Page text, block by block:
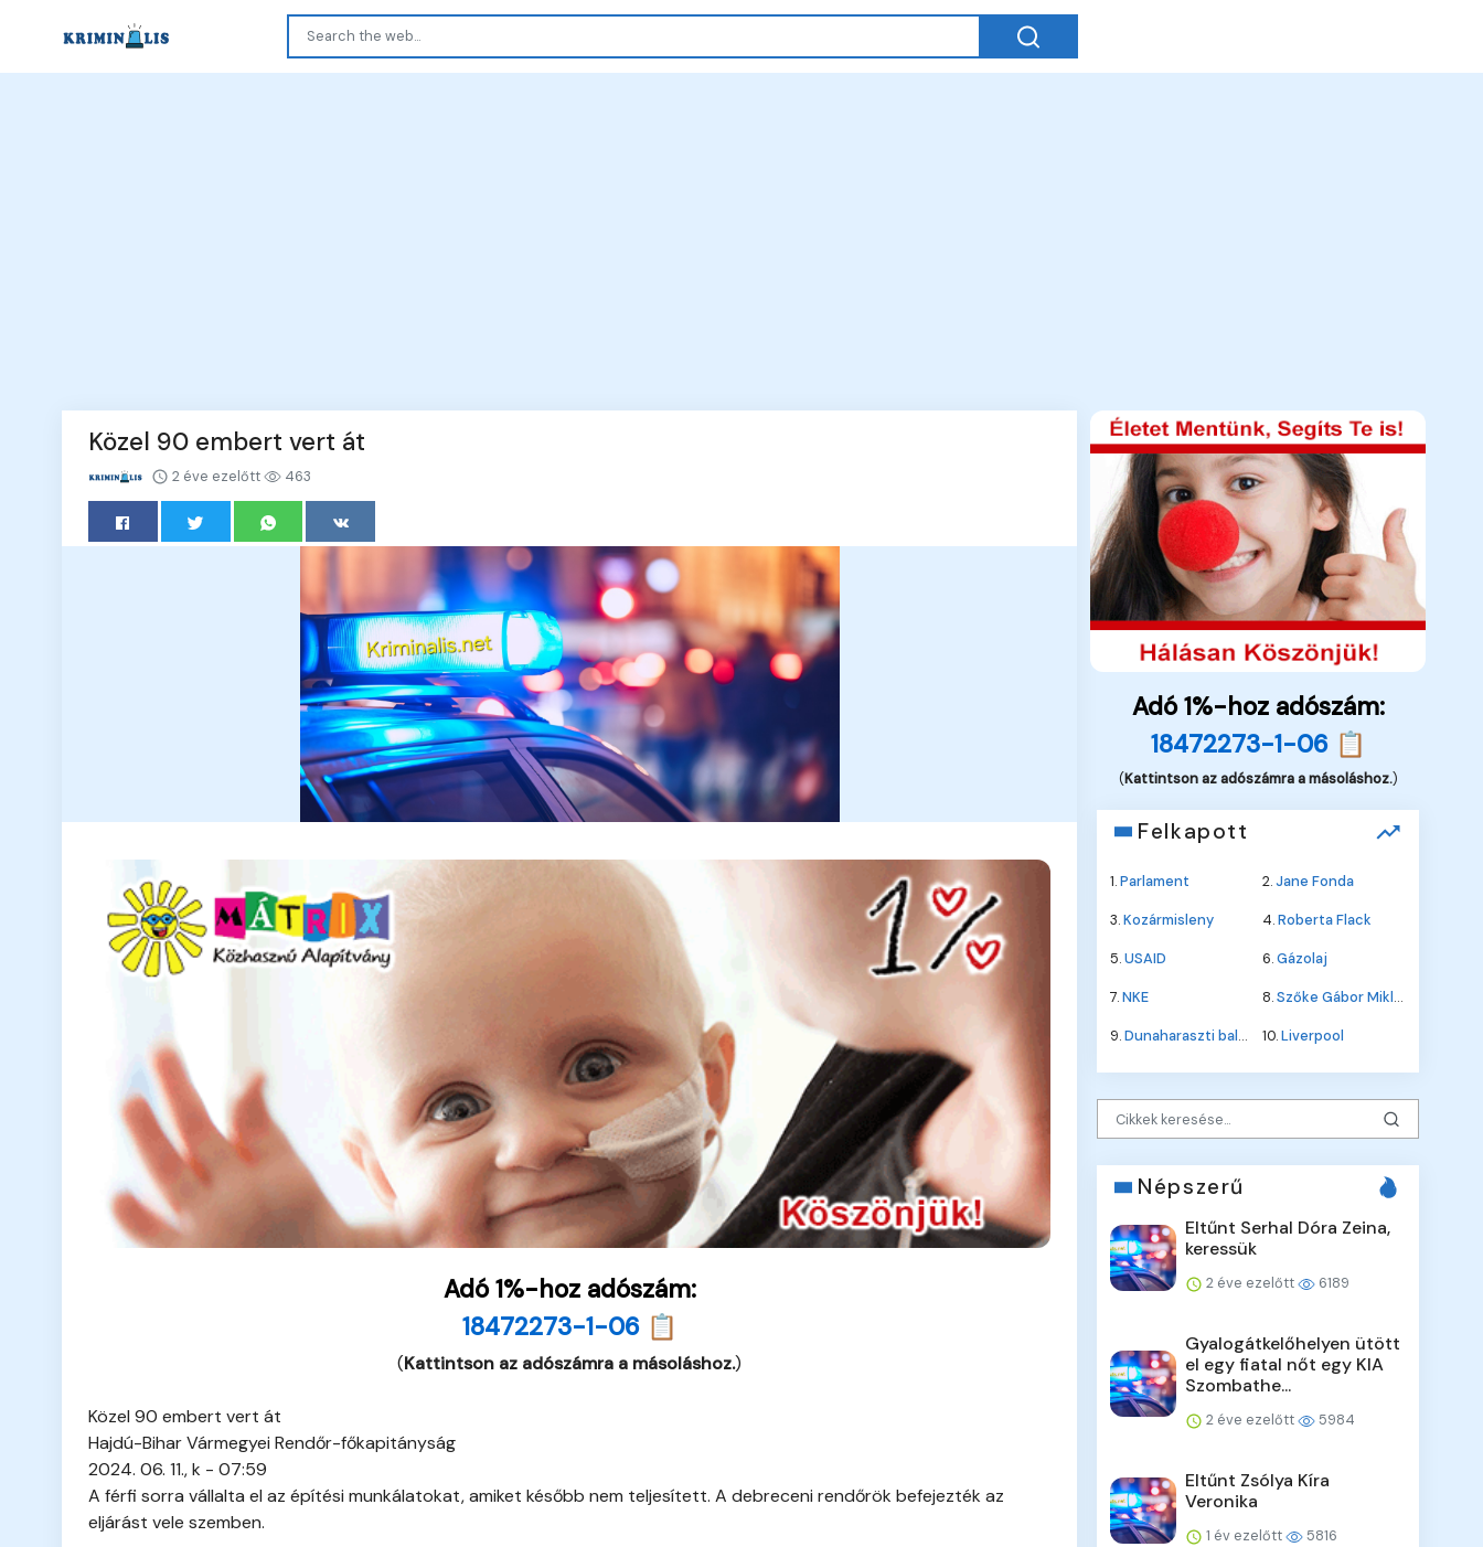
Közel 90 embert vert át
2 éve ezelőtt 463
Adó 1%-hoz adószám:
18472273-1-06 📋
(Kattintson az adószámra a másoláshoz.)
Közel 90 embert vert át
Hajdú-Bihar Vármegyei Rendőr-főkapitányság
2024. 06. 11., k - 07:59
A férfi sorra vállalta el az építési munkálatokat, amiket később nem teljesített. A debreceni rendőrök befejezték az
eljárást vele szemben.
Adó 1%-hoz adószám:
18472273-1-06 📋
(Kattintson az adószámra a másoláshoz.)
Felkapott
1.Parlament 2.Jane Fonda
3.Kozármisleny 4.Roberta Flack
5.USAID 6.Gázolaj
7.NKE 8.Szőke Gábor Miklós
9.Dunaharaszti baleset 10.Liverpool
Népszerű
Eltűnt Serhal Dóra Zeina,
keressük
2 éve ezelőtt 6189
Gyalogátkelőhelyen ütött
el egy fiatal nőt egy KIA
Szombathe...
2 éve ezelőtt 5984
Eltűnt Zsólya Kíra
Veronika
1 év ezelőtt 5816